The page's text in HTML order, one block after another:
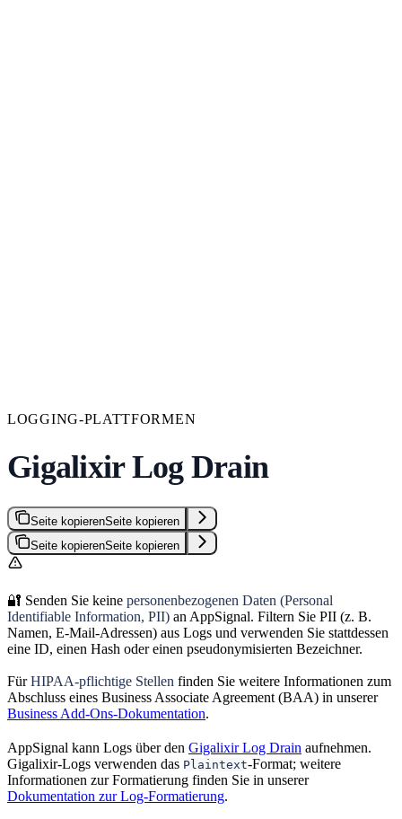
LOGGING-PLATTFORMEN
Gigalixir Log Drain
Seite kopierenSeite kopieren
Seite kopierenSeite kopieren
🔐 Senden Sie keine personenbezogenen Daten (Personal
Identifiable Information, PII) an AppSignal. Filtern Sie PII (z. B.
Namen, E-Mail-Adressen) aus Logs und verwenden Sie stattdessen
eine ID, einen Hash oder einen pseudonymisierten Bezeichner.
FürHIPAA-pflichtige Stellen finden Sie weitere Informationen zum
Abschluss eines Business Associate Agreement (BAA) in unserer
Business Add-Ons-Dokumentation.
AppSignal kann Logs über den Gigalixir Log Drain aufnehmen.
Gigalixir-Logs verwenden das Plaintext-Format; weitere
Informationen zur Formatierung finden Sie in unserer
Dokumentation zur Log-Formatierung.